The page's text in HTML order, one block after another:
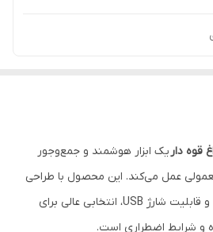
قوه داریک ابزار هوشمند و جمع‌وجور
عمل می‌کند. این محصول با طراحی
مستطیلی، نور LED قدرتمند و قابلیت شارژ USB، انتخابی عالی برای
و شرایط اضطراری است.